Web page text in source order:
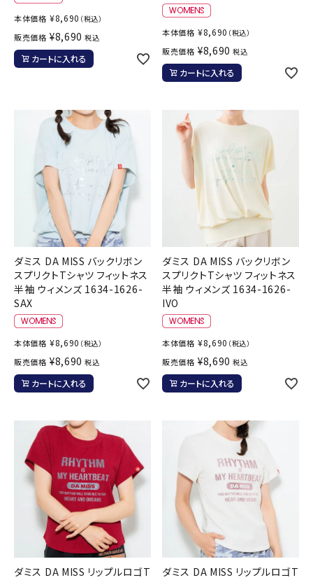
本体価格 ¥8,690 （税込）
販売価格 ¥8,690 税込
カートに入れる
本体価格 ¥8,690 （税込）
販売価格 ¥8,690 税込
カートに入れる
ダミス DA MISS バックリボン
スプリクトTシャツ フィットネス
半袖 ウィメンズ 1634-1626-
SAX
本体価格 ¥8,690 （税込）
販売価格 ¥8,690 税込
カートに入れる
ダミス DA MISS バックリボン
スプリクトTシャツ フィットネス
半袖 ウィメンズ 1634-1626-
IVO
本体価格 ¥8,690 （税込）
販売価格 ¥8,690 税込
カートに入れる
ダミス DA MISS リップルロゴT
ダミス DA MISS リップルロゴT